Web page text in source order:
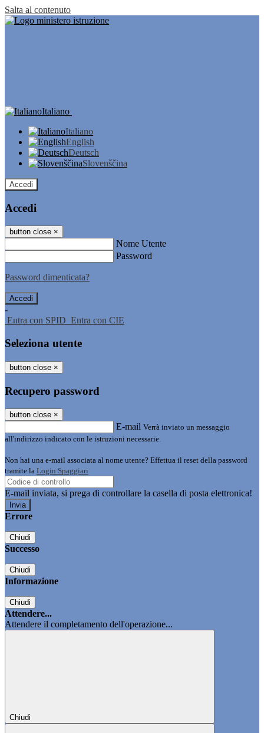
Salta al contenuto
Italiano
Italiano
English
Deutsch
Slovenščina
Accedi
Accedi
button close ×
Nome Utente
Password
Password dimenticata?
-
Entra con SPID Entra con CIE
Seleziona utente
button close ×
Recupero password
button close ×
E-mail Verrà inviato un messaggio
all'indirizzo indicato con le istruzioni necessarie.
Non hai una e-mail associata al nome utente? Effettua il reset della password
tramite la Login Spaggiari
E-mail inviata, si prega di controllare la casella di posta elettronica!
Errore
Chiudi
Successo
Chiudi
Informazione
Chiudi
Attendere...
Attendere il completamento dell'operazione...
Chiudi